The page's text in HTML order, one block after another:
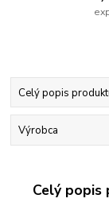
Celý popis
Výrobca
Celý popis